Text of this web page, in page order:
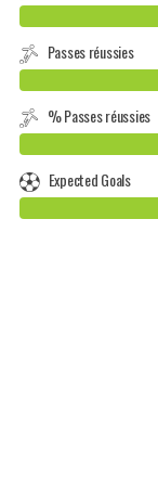
Passes réussies
% Passes réussies
Expected Goals